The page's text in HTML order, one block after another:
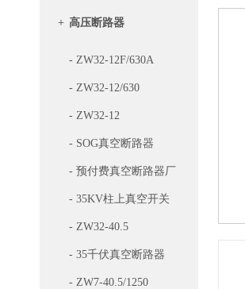
+ 高压断路器
- ZW32-12F/630A
- ZW32-12/630
- ZW32-12
- SOG真空断路器
- 预付费真空断路器厂
- 35KV柱上真空开关
- ZW32-40.5
- 35千伏真空断路器
- ZW7-40.5/1250